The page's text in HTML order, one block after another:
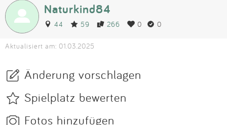
Naturkind84
44 59 266 0 0
Aktualisiert am: 01.03.2025
Änderung vorschlagen
Spielplatz bewerten
Fotos hinzufügen